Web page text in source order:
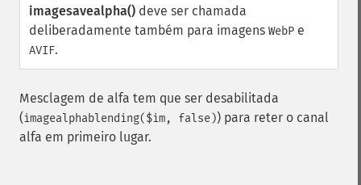
imagesavealpha() deve ser chamada
deliberadamente também para imagens WebP e
AVIF.
Mesclagem de alfa tem que ser desabilitada
(imagealphablending($im, false)) para reter o canal
alfa em primeiro lugar.